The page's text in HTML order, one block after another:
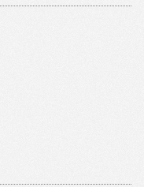
на первом
бедствий,
Число
человек, число
4 миллиона.
Так, в сентябре
дамбы на реке
Китай, так
и потоп просто не
уничтожая деревни и
квадратных